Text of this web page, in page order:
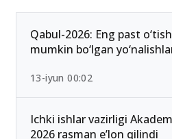
Ommabop
Qabul-2026: Eng past
mumkin bo‘lgan
13-iyun 00:02